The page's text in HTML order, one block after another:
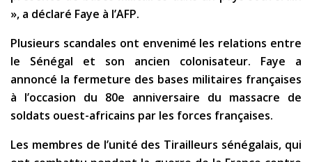
», a déclaré Faye à l’AFP.
Plusieurs scandales ont envenimé les relations entre
le Sénégal et son ancien colonisateur. Faye a
annoncé la fermeture des bases militaires françaises
à l’occasion du 80e anniversaire du massacre de
soldats ouest-africains par les forces françaises.
Les membres de l’unité des Tirailleurs sénégalais, qui